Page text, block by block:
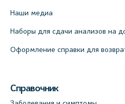
(официальный
шоссе, 54, к.3
Медицинский центр на
Наши медиа
Наборы для сдачи анализов на
Оформление справки для
Справочник